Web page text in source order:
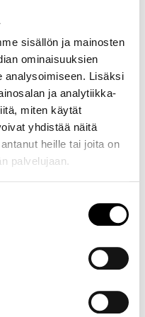
sisällön ja mainosten
ominaisuuksien
analysoimiseen. Lisäksi
ja analytiikka-
miten käytät
yhdistää näitä
heille tai joita on
palvelujaan.
e
n
)
yhteydessä / I